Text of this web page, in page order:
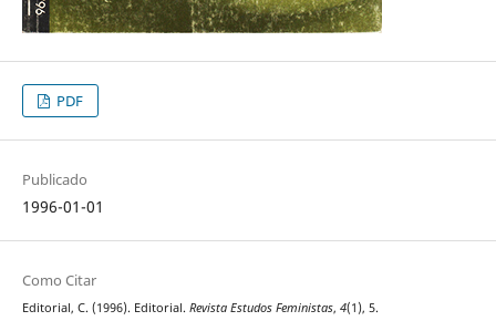
PDF
Publicado
1996-01-01
Como Citar
Editorial, C. (1996). Editorial. Revista Estudos Feministas, 4(1), 5.